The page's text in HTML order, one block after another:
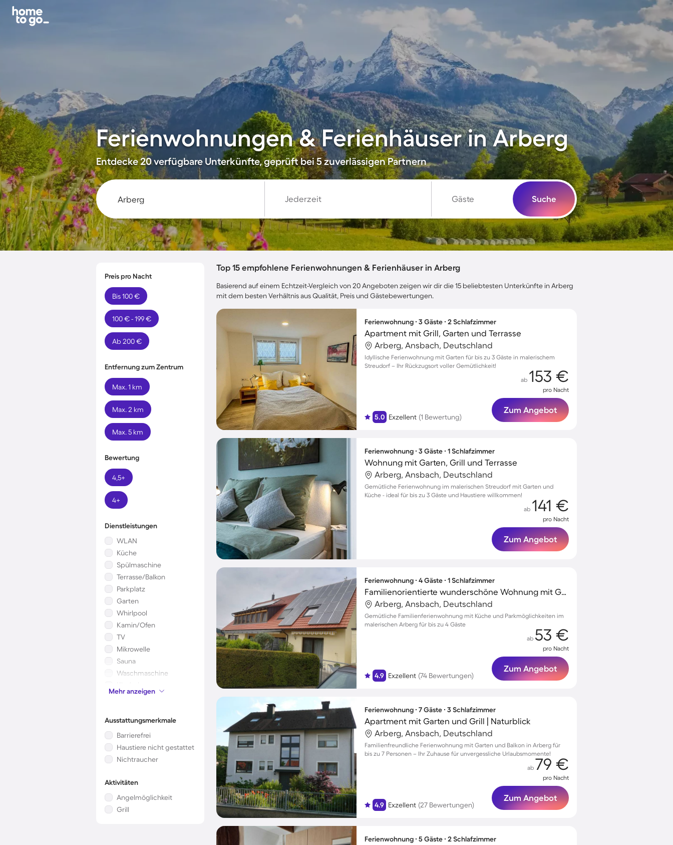
Ferienwohnungen & Ferienhäuser in Arberg
Entdecke 20 verfügbare Unterkünfte, geprüft bei 5 zuverlässigen Partnern
Jederzeit Gäste Suche
Preis pro Nacht
Bis 100 €
100 € - 199 €
Ab 200 €
Entfernung zum Zentrum
Max. 1 km
Max. 2 km
Max. 5 km
Bewertung
4,5+
4+
Dienstleistungen
WLAN
Küche
Spülmaschine
Terrasse/Balkon
Parkplatz
Garten
Whirlpool
Kamin/Ofen
TV
Mikrowelle
Sauna
Waschmaschine
Kinderbett
Klimaanlage
Mehr anzeigen
Ausstattungsmerkmale
Barrierefrei
Haustiere nicht gestattet
Nichtraucher
Aktivitäten
Angelmöglichkeit
Grill
Top 15 empfohlene Ferienwohnungen & Ferienhäuser in Arberg
Basierend auf einem Echtzeit-Vergleich von 20 Angeboten zeigen wir dir die 15 beliebtesten Unterkünfte in Arberg
mit dem besten Verhältnis aus Qualität, Preis und Gästebewertungen.
Ferienwohnung ∙ 3 Gäste ∙ 2 Schlafzimmer
Apartment mit Grill, Garten und Terrasse
Arberg, Ansbach, Deutschland
Idyllische Ferienwohnung mit Garten für bis zu 3 Gäste in malerischem
Streudorf – Ihr Rückzugsort voller Gemütlichkeit!
5.0 Exzellent (1 Bewertung)
ab 153 €
pro Nacht
Zum Angebot
Ferienwohnung ∙ 3 Gäste ∙ 1 Schlafzimmer
Wohnung mit Garten, Grill und Terrasse
Arberg, Ansbach, Deutschland
Gemütliche Ferienwohnung im malerischen Streudorf mit Garten und
Küche - ideal für bis zu 3 Gäste und Haustiere willkommen!
ab 141 €
pro Nacht
Zum Angebot
Ferienwohnung ∙ 4 Gäste ∙ 1 Schlafzimmer
Familienorientierte wunderschöne Wohnung mit Grill und Terrasse | Naturblick
Arberg, Ansbach, Deutschland
Gemütliche Familienferienwohnung mit Küche und Parkmöglichkeiten im
malerischen Arberg für bis zu 4 Gäste
4.9 Exzellent (74 Bewertungen)
ab 53 €
pro Nacht
Zum Angebot
Ferienwohnung ∙ 7 Gäste ∙ 3 Schlafzimmer
Apartment mit Garten und Grill | Naturblick
Arberg, Ansbach, Deutschland
Familienfreundliche Ferienwohnung mit Garten und Balkon in Arberg für
bis zu 7 Personen – Ihr Zuhause für unvergessliche Urlaubsmomente!
4.9 Exzellent (27 Bewertungen)
ab 79 €
pro Nacht
Zum Angebot
Ferienwohnung ∙ 5 Gäste ∙ 2 Schlafzimmer